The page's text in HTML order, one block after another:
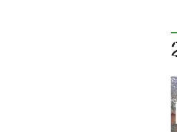
KRAMER &